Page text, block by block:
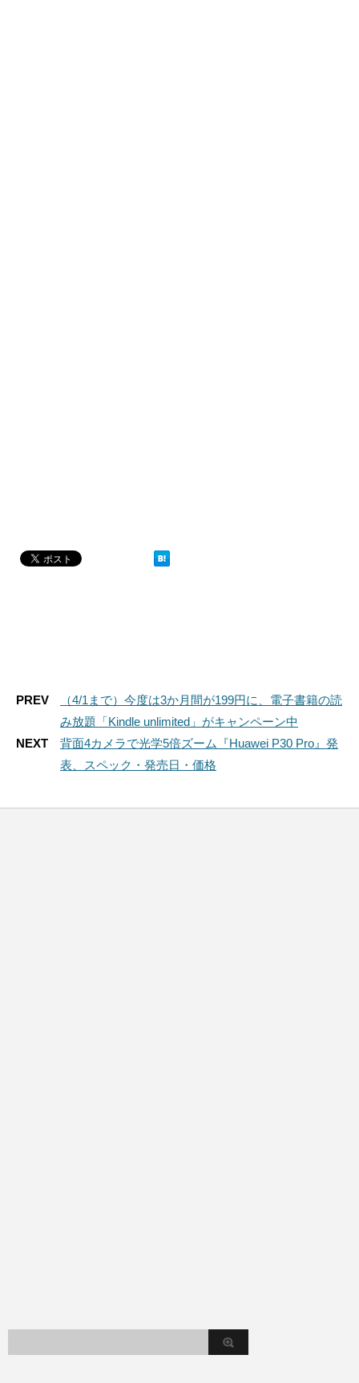
PREV
（4/1まで）今度は3か月間が199円に、電子書籍の読
み放題「Kindle unlimited」がキャンペーン中
NEXT
背面4カメラで光学5倍ズーム『Huawei P30 Pro』発
表、スペック・発売日・価格